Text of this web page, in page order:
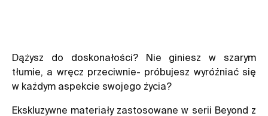
Dążysz do doskonałości? Nie giniesz w szarym
tłumie, a wręcz przeciwnie- próbujesz wyróżniać się
w każdym aspekcie swojego życia?
Ekskluzywne materiały zastosowane w serii Beyond z